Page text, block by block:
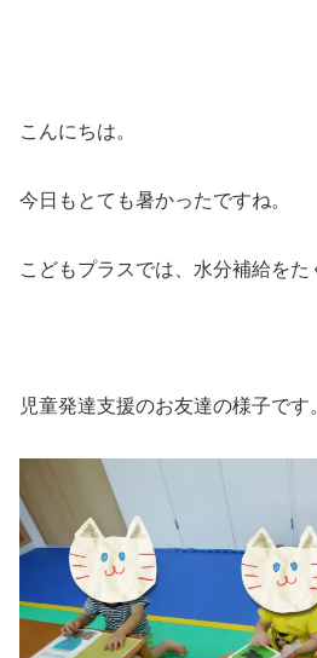
こんにちは。
今日もとても暑かったですね。
こどもプラスでは、水分補給を
児童発達支援のお友達の様子です